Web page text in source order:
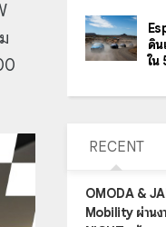
ดิน
ใน
RECENT
OMODA &
Mobility ผ่านง